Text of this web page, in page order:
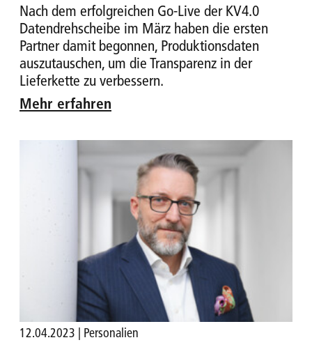
Nach dem erfolgreichen Go-Live der KV4.0
Datendrehscheibe im März haben die ersten
Partner damit begonnen, Produktionsdaten
auszutauschen, um die Transparenz in der
Lieferkette zu verbessern.
Mehr erfahren
12.04.2023 | Personalien